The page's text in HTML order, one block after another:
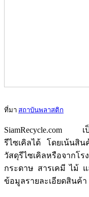
ที่มา สถาบันพลาสติก
SiamRecycle.com เ
รีไซเคิลได้ โดยเน้นสิ
วัสดุรีไซเคิลหรือจากโร
กระดาษ สารเคมี ไม้
ข้อมูลรายละเอียดสินค้า